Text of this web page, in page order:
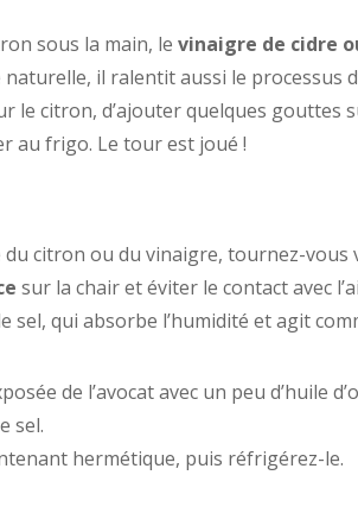
sous la main, le vinaigre de cidre
il ralentit aussi le processus
le citron, d’ajouter quelques gouttes
au frigo. Le tour est joué !
du citron ou du vinaigre, tournez-vous
sur la chair et éviter le contact avec
sel, qui absorbe l’humidité et agit
de l’avocat avec un peu d’huile
sel.
hermétique, puis réfrigérez-le.